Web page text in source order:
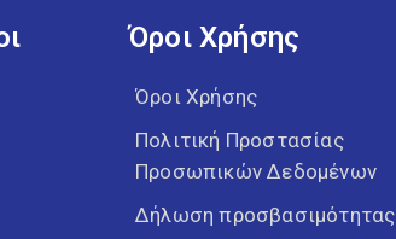
Όροι Χρήσης
Όροι Χρήσης
Πολιτική Προστασίας
Προσωπικών Δεδομένων
Δήλωση προσβασιμότητας